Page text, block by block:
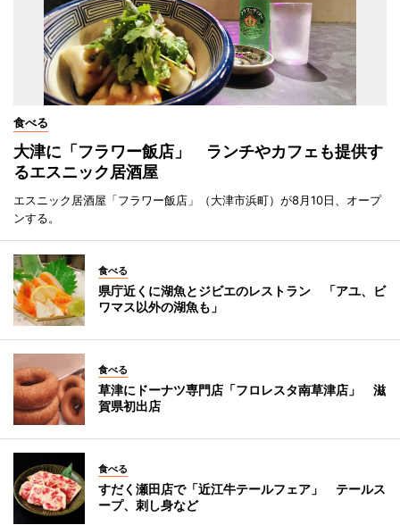
食べる
大津に「フラワー飯店」 ランチやカフェも提供す
るエスニック居酒屋
エスニック居酒屋「フラワー飯店」（大津市浜町）が8月10日、オープ
ンする。
食べる
県庁近くに湖魚とジビエのレストラン 「アユ、ビ
ワマス以外の湖魚も」
食べる
草津にドーナツ専門店「フロレスタ南草津店」 滋
賀県初出店
食べる
すだく瀬田店で「近江牛テールフェア」 テールス
ープ、刺し身など